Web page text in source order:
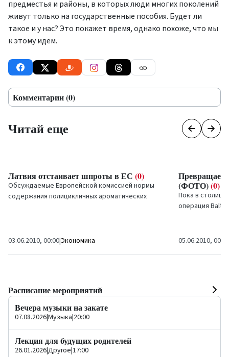
предместья и районы, в которых люди многих поколений
живут только на государственные пособия. Будет ли
такое и у нас? Это покажет время, однако похоже, что мы
к этому идем.
Комментарии (0)
Читай еще
Латвия отстаивает шпроты в ЕС (0)
Обсуждаемые Европейской комиссией нормы
содержания полицикличных ароматических
03.06.2010, 00:00|Экономика
(ФОТО)(0)
Пока в
операция
05.06.2010, 00:00
Расписание мероприятий
Вечера музыки на закате
07.08.2026|Музыка|20:00
Лекция для будущих родителей
26.01.2026|Другое|17:00